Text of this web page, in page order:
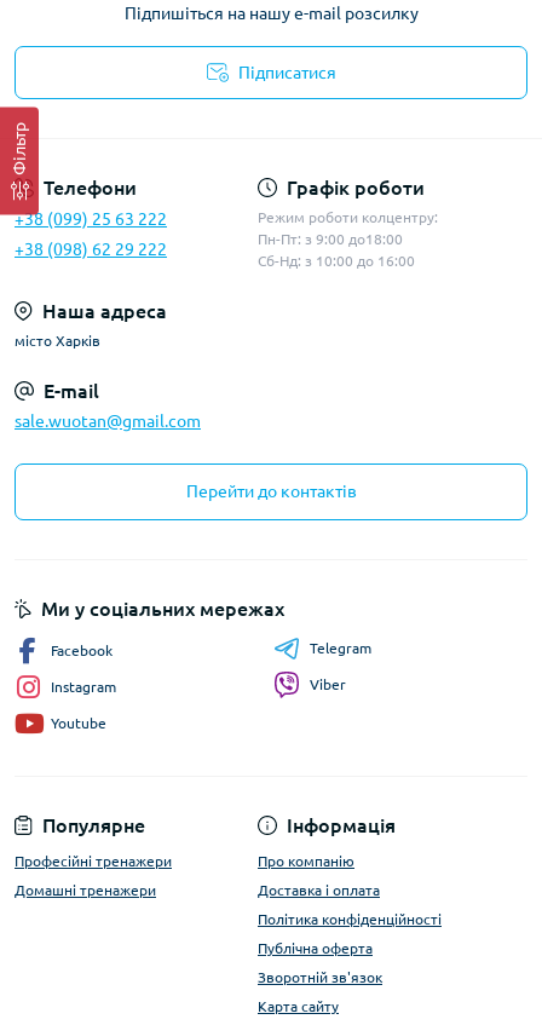
Фільтр
Підпишіться на нашу e-mail розсилку
Підписатися
Телефони
+38 (099) 25 63 222
+38 (098) 62 29 222
Графік роботи
Режим роботи колцентру:
Пн-Пт: з 9:00 до18:00
Сб-Нд: з 10:00 до 16:00
Наша адреса
місто Харків
E-mail
sale.wuotan@gmail.com
Перейти до контактів
Популярне
Професійні тренажери
Домашні тренажери
Інформація
Про компанію
Доставка і оплата
Політика конфіденційності
Публічна оферта
Зворотній зв'язок
Карта сайту
Ми у соціальних мережах
Facebook
Instagram
Youtube
Telegram
Viber